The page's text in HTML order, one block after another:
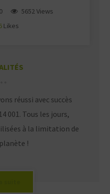
5652 Views
Likes
réussi avec succès
001. Tous les jours,
à la limitation de
!